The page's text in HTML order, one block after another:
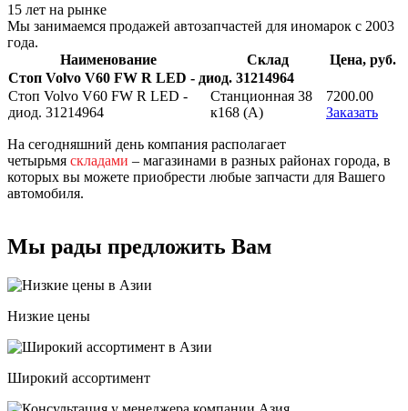
15 лет на рынке
Мы занимаемся продажей автозапчастей для иномарок с 2003
года.
Наименование
Склад
Цена, руб.
Стоп Volvo V60 FW R LED - диод. 31214964
Стоп Volvo V60 FW R LED -
диод. 31214964
Станционная 38
к168 (A)
7200.00
Заказать
На сегодняшний день компания располагает
четырьмя складами – магазинами в разных районах города, в
которых вы можете приобрести любые запчасти для Вашего
автомобиля.
Мы рады предложить Вам
Низкие цены
Широкий ассортимент